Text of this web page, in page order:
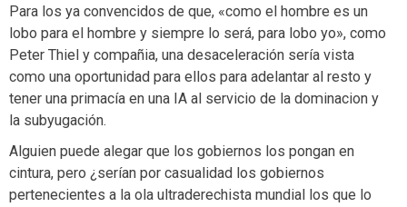
Para los ya convencidos de que, «como el hombre es un
lobo para el hombre y siempre lo será, para lobo yo», como
Peter Thiel y compañia, una desaceleración sería vista
como una oportunidad para ellos para adelantar al resto y
tener una primacía en una IA al servicio de la dominacion y
la subyugación.
Alguien puede alegar que los gobiernos los pongan en
cintura, pero ¿serían por casualidad los gobiernos
pertenecientes a la ola ultraderechista mundial los que lo